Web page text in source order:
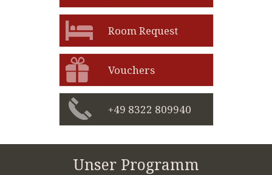
Unser Programm
Room Request
Vouchers
+49 8322 809940